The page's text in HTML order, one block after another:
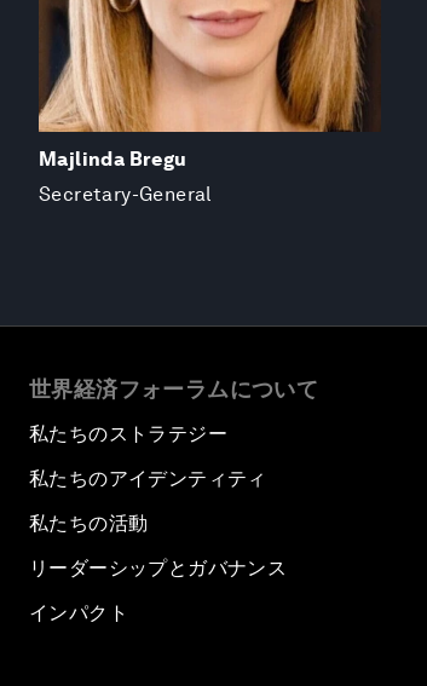
Majlinda Bregu
Secretary-General
世界経済フォーラムについて
私たちのストラテジー
私たちのアイデンティティ
私たちの活動
リーダーシップとガバナンス
インパクト